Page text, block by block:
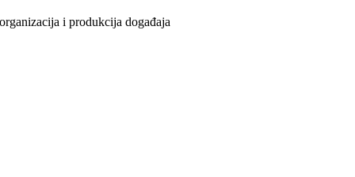
organizacija i produkcija događaja